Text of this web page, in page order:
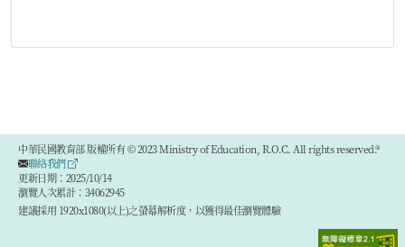
中華民國教育部 版權所有 © 2023 Ministry of Education, R.O.C. All rights reserved.®
聯絡我們
更新日期：2025/10/14
瀏覽人次累計：34062945
建議採用 1920x1080(以上)之螢幕解析度，以獲得最佳瀏覽體驗